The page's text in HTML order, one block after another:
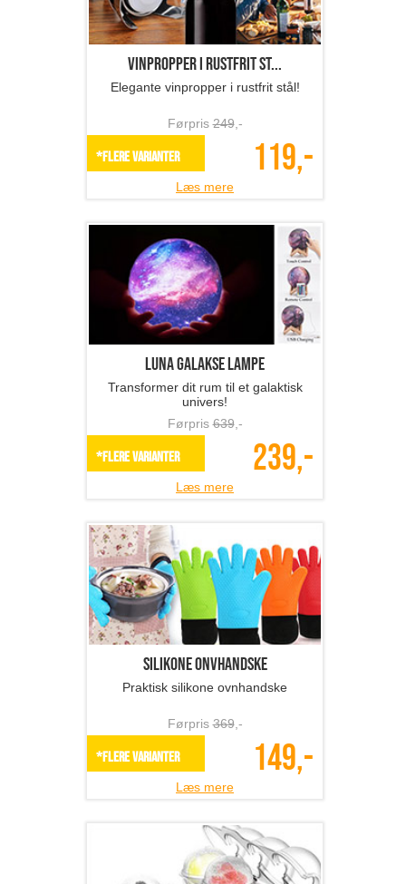
Vinpropper i rustfrit st...
Elegante vinpropper i rustfrit stål!
Førpris249,-
*Flere varianter 119,-
Læs mere
Luna Galakse lampe
Transformer dit rum til et galaktisk
univers!
Førpris639,-
*Flere varianter 239,-
Læs mere
Silikone onvhandske
Praktisk silikone ovnhandske
Førpris369,-
*Flere varianter 149,-
Læs mere